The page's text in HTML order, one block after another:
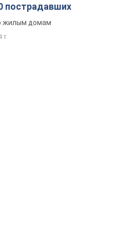
пострадавших
жилым домам
т.